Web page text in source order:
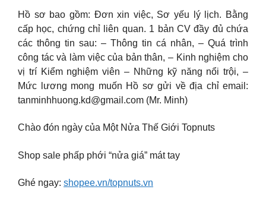
Hồ sơ bao gồm: Đơn xin việc, Sơ yếu lý lịch. Bằng
cấp học, chứng chỉ liên quan. 1 bản CV đầy đủ chứa
các thông tin sau: – Thông tin cá nhân, – Quá trình
công tác và làm việc của bản thân, – Kinh nghiệm cho
vị trí Kiểm nghiệm viên – Những kỹ năng nổi trội, –
Mức lương mong muốn Hồ sơ gửi về địa chỉ email:
tanminhhuong.kd@gmail.com (Mr. Minh)
Chào đón ngày của Một Nửa Thế Giới Topnuts
Shop sale phấp phới “nửa giá” mát tay
Ghé ngay: shopee.vn/topnuts.vn